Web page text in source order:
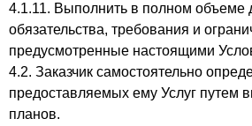
4.1.11. Выполнить в полном объеме
обязательства, требования и
предусмотренные настоящими
4.2. Заказчик самостоятельно
предоставляемых ему Услуг путем
планов.